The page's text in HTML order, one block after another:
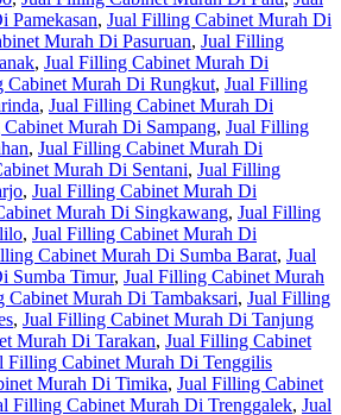
Pamekasan, Jual Filling Cabinet Murah Di
Murah Di Pasuruan, Jual Filling
, Jual Filling Cabinet Murah Di
Cabinet Murah Di Rungkut, Jual Filling
, Jual Filling Cabinet Murah Di
Murah Di Sampang, Jual Filling
, Jual Filling Cabinet Murah Di
Murah Di Sentani, Jual Filling
, Jual Filling Cabinet Murah Di
Murah Di Singkawang, Jual Filling
, Jual Filling Cabinet Murah Di
Cabinet Murah Di Sumba Barat, Jual
Sumba Timur, Jual Filling Cabinet Murah
Cabinet Murah Di Tambaksari, Jual Filling
, Jual Filling Cabinet Murah Di Tanjung
Murah Di Tarakan, Jual Filling Cabinet
Filling Cabinet Murah Di Tenggilis
Murah Di Timika, Jual Filling Cabinet
Filling Cabinet Murah Di Trenggalek, Jual